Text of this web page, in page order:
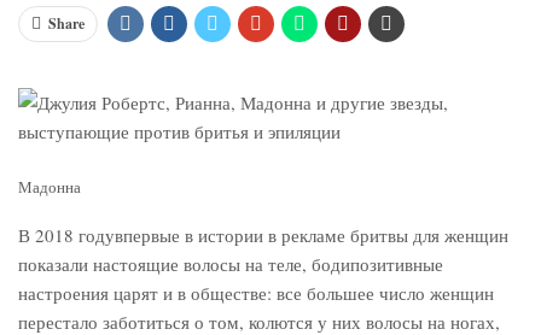
Share
Мадонна
В 2018 годувпервые в истории в рекламе бритвы для женщин
показали настоящие волосы на теле, бодипозитивные
настроения царят и в обществе: все большее число женщин
перестало заботиться о том, колются у них волосы на ногах,